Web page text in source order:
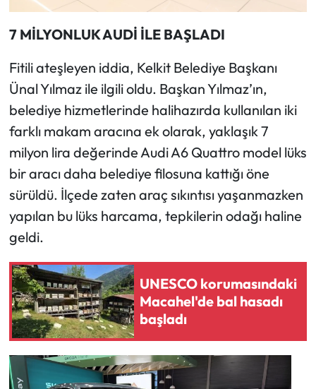
7 MİLYONLUK AUDİ İLE BAŞLADI
Fitili ateşleyen iddia, Kelkit Belediye Başkanı
Ünal Yılmaz ile ilgili oldu. Başkan Yılmaz’ın,
belediye hizmetlerinde halihazırda kullanılan iki
farklı makam aracına ek olarak, yaklaşık 7
milyon lira değerinde Audi A6 Quattro model lüks
bir aracı daha belediye filosuna kattığı öne
sürüldü. İlçede zaten araç sıkıntısı yaşanmazken
yapılan bu lüks harcama, tepkilerin odağı haline
geldi.
UNESCO korumasındaki
Macahel'de bal hasadı
başladı